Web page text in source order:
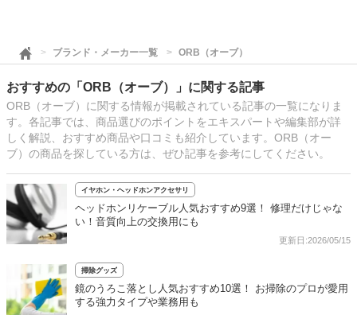
ブランド・メーカー一覧 ORB（オーブ）
おすすめの「ORB（オーブ）」に関する記事
ORB（オーブ）に関する情報が掲載されている記事の一覧になりま
す。各記事では、商品選びのポイントをエキスパートや編集部が詳
しく解説、おすすめ商品や口コミも紹介しています。ORB（オー
ブ）の商品を探している方は、ぜひ記事を参考にしてください。
イヤホン・ヘッドホンアクセサリ
ヘッドホンリケーブル人気おすすめ9選！ 修理だけじゃな
い！音質向上の交換用にも
更新日:2026/05/15
掃除グッズ
鏡のうろこ落とし人気おすすめ10選！ お掃除のプロが愛用
する強力タイプや業務用も